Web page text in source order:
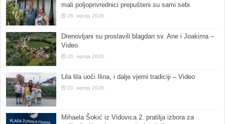
mali poljoprivrednici prepušteni su sami sebi
28. srpnja 2026.
Drenovljani su proslavili blagdan sv. Ane i Joakima –
Video
26. srpnja 2026.
Lila lila uoči Ilina, i dalje vjerni tradiciji – Video
20. srpnja 2026.
Mihaela Šokić iz Vidovica 2. pratilja izbora za